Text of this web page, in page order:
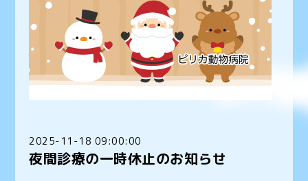
2025-11-18 09:00:00
夜間診療の一時休止のお知らせ